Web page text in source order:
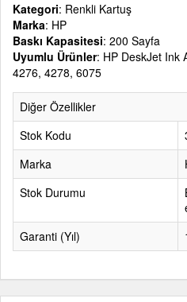
Kategori: Renkli Kartuş
Marka: HP
Baskı Kapasitesi: 200 Sayfa
Uyumlu Ürünler: HP DeskJet Ink
4276, 4278, 6075
Diğer Özellikler
Stok Kodu
Marka
Stok Durumu
Garanti (Yıl)